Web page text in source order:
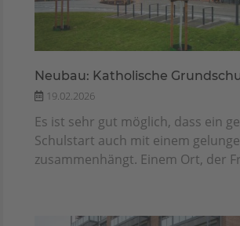
Neubau: Katholische
19.02.2026
Es ist sehr gut möglich, dass ein
Schulstart auch mit einem
zusammenhängt. Einem Ort, der